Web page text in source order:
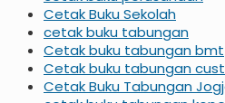
Cetak Buku Sekolah
cetak buku tabungan
Cetak buku tabungan bmt
Cetak buku tabungan
Cetak Buku Tabungan